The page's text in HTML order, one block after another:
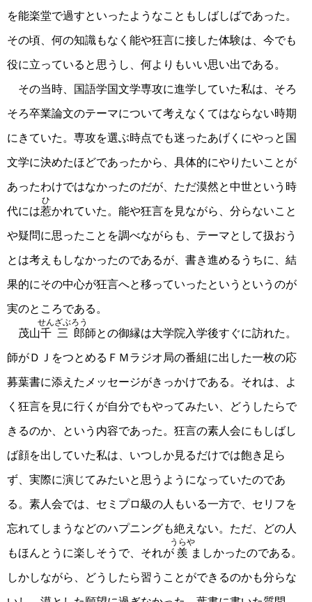
を能楽堂で過すといったようなこともしばしばであった。
その頃、何の知識もなく能や狂言に接した体験は、今でも
役に立っていると思うし、何よりもいい思い出である。
その当時、国語学国文学専攻に進学していた私は、そろ
そろ卒業論文のテーマについて考えなくてはならない時期
にきていた。専攻を選ぶ時点でも迷ったあげくにやっと国
文学に決めたほどであったから、具体的にやりたいことが
あったわけではなかったのだが、ただ漠然と中世という時
代には惹
ひ
かれていた。能や狂言を見ながら、分らないこと
や疑問に思ったことを調べながらも、テーマとして扱おう
とは考えもしなかったのであるが、書き進めるうちに、結
果的にその中心が狂言へと移っていったというというのが
実のところである。
茂山千三郎
せんざぶろう
師との御縁は大学院入学後すぐに訪れた。
師がＤＪをつとめるＦＭラジオ局の番組に出した一枚の応
募葉書に添えたメッセージがきっかけである。それは、よ
く狂言を見に行くが自分でもやってみたい、どうしたらで
きるのか、という内容であった。狂言の素人会にもしばし
ば顔を出していた私は、いつしか見るだけでは飽き足ら
ず、実際に演じてみたいと思うようになっていたのであ
る。素人会では、セミプロ級の人もいる一方で、セリフを
忘れてしまうなどのハプニングも絶えない。ただ、どの人
もほんとうに楽しそうで、それが 羨
うらや
ましかったのである。
しかしながら、どうしたら習うことができるのかも分らな